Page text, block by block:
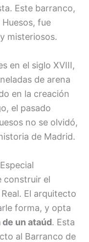
Este barranco,
fue
misteriosos.
en el siglo XVIII,
de arena
en la creación
el pasado
no se olvidó,
de Madrid.
construir el
El arquitecto
forma, y opta
de un ataúd. Esta
al Barranco de